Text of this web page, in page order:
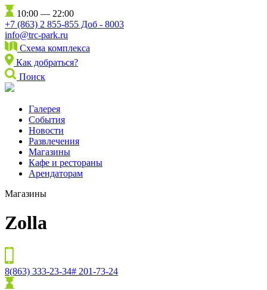
10:00 — 22:00
+7 (863) 2 855-855 Доб - 8003
info@trc-park.ru
Схема комплекса
Как добраться?
Поиск
Галерея
События
Новости
Развлечения
Магазины
Кафе и рестораны
Арендаторам
Магазины
Zolla
8(863) 333-23-34# 201-73-24